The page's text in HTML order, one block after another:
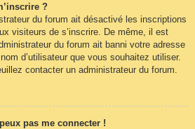
?
du forum ait désactivé les inscriptions
visiteurs de s’inscrire. De même, il est
du forum ait banni votre adresse
d’utilisateur que vous souhaitez utiliser.
contacter un administrateur du forum.
pas me connecter !